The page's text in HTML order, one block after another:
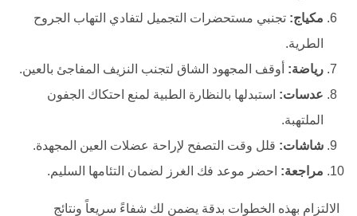
مكياج: تجنبي مستحضرات التجميل لتفادي التهاب الجروح
الطرية.
رياضة: أوقف المجهود الشاق لتجنب النزيف المفاجئ بالعين.
عدسات: استبدلها بالنظارة الطبية لمنع احتكاك الجفون
الملتهبة.
شاشات: قلل وقت التصفح لإراحة عضلات العين المجهدة.
مراجعة: احضر موعد فك الغرز لضمان التئامها السليم.
الالتزام بهذه الخطوات بدقة يضمن لك شفاءً سريعاً ونتائج